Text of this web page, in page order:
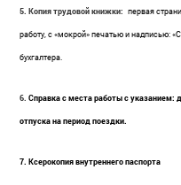
5. Копия трудовой книжки: первая
работу, с «мокрой» печатью и надписью:
бухгалтера.
6.Справка с места работы с указанием:
отпуска на период поездки.
7. Ксерокопия внутреннего паспорта